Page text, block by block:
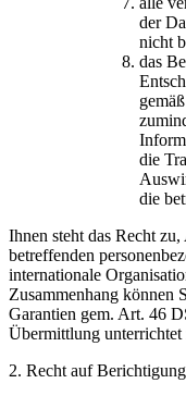
der
nicht
das
die
die
Ihnen steht das Recht
betreffenden
internationale
Zusammenhang können
Garantien gem. Art. 46
Übermittlung unterrichtet
2. Recht auf Berichtigung